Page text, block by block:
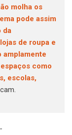
molha os
pode assim
da
de roupa e
amplamente
como
escolas,